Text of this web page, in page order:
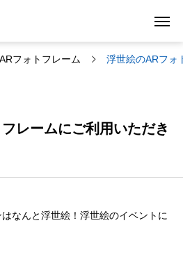
ARフォトフレーム 浮世絵のARフォ
レームにご利用いただき
なんと浮世絵！浮世絵のイベントに